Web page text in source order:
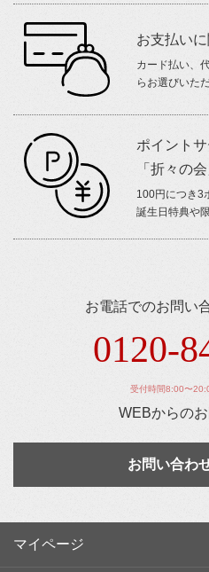
お支払い
カード払い、
らお選びいた
ポイント
「折々の
100円につき3
誕生日特典や
お電話でのお問い
0120-
受付時間8:00〜
WEBからの
お問い合わ
マイページ